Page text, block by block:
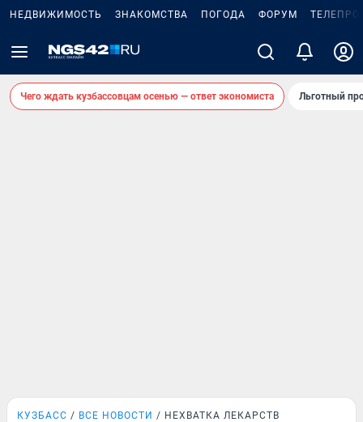
НЕДВИЖИМОСТЬ ЗНАКОМСТВА ПОГОДА ФОРУМ
Чего ждать кузбассовцам осенью — ответ экономиста Льготный
КУЗБАСС ВСЕ НОВОСТИ НЕХВАТКА ЛЕКАРСТВ